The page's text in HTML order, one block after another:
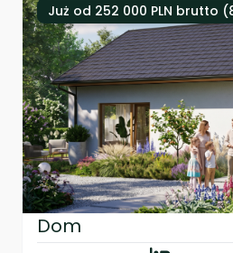
Już od 252 000 PLN brutto
Dom